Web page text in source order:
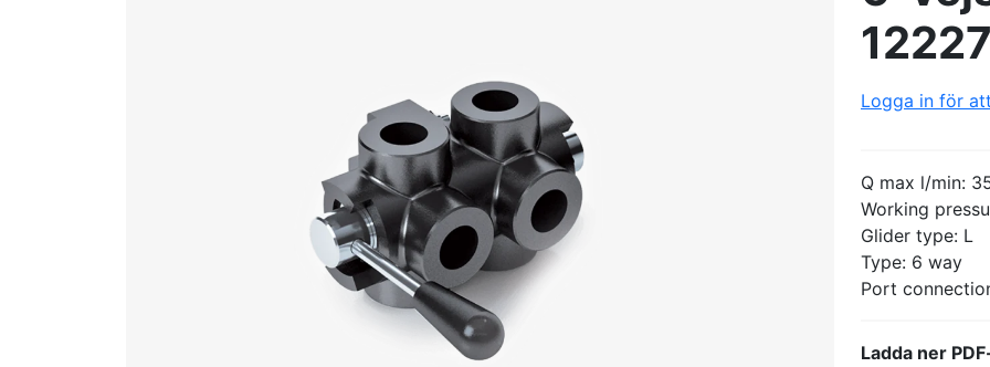
Logga in för
Q max l/min:
Working
Glider type: L
Type: 6 way
Port
Ladda ner